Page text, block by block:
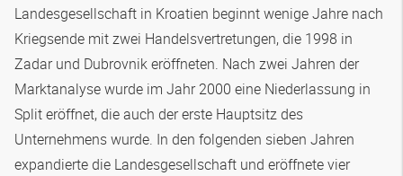
Landesgesellschaft in Kroatien beginnt wenige Jahre nach
Kriegsende mit zwei Handelsvertretungen, die 1998 in
Zadar und Dubrovnik eröffneten. Nach zwei Jahren der
Marktanalyse wurde im Jahr 2000 eine Niederlassung in
Split eröffnet, die auch der erste Hauptsitz des
Unternehmens wurde. In den folgenden sieben Jahren
expandierte die Landesgesellschaft und eröffnete vier